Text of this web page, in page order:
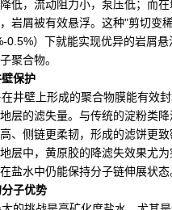
低，流动阻力小，泵压低；而在
岩屑被有效悬浮。这种"剪切变
0.5%）下就能实现优异的岩屑
聚合物。
保护
在井壁上形成的聚合物膜能有效封
层的滤失量。与传统的淀粉类
、侧链更柔韧，形成的滤饼更
层中，黄原胶的降滤失效果尤
盐水中仍能保持分子链伸展状态
子优势